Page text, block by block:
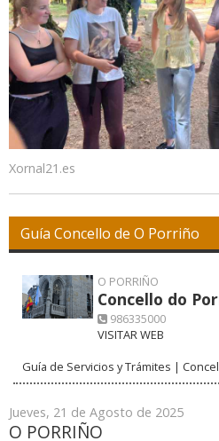
Xornal21.es
Guía Concello de O Porriño
O PORRIÑO
Concello do
986335000
VISITAR WEB
Guía de Servicios y Trámites |
Jueves, 21 de Agosto de 2025
O PORRIÑO